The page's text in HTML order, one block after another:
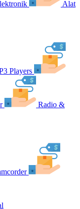
Alat
Players
Radio &